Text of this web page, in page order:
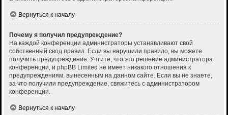
Вернуться к началу
Почему я получил предупреждение?
На каждой конференции администраторы устанавливают свой
собственный свод правил. Если вы нарушили правило, вы можете
получить предупреждение. Учтите, что это решение администратора
конференции, и phpBB Limited не имеет никакого отношения к
предупреждениям, вынесенным на данном сайте. Если вы не знаете,
за что получили предупреждение, свяжитесь с администратором
конференции.
Вернуться к началу